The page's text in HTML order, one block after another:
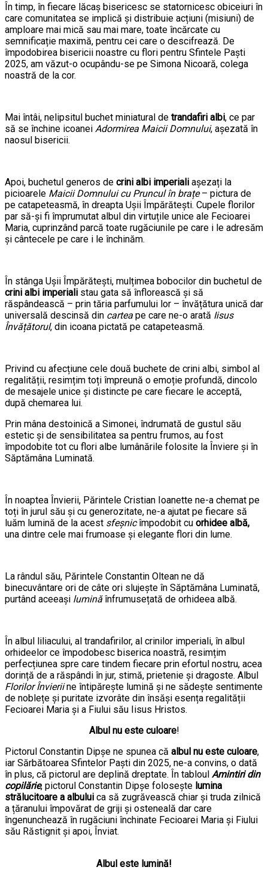
În timp, în fiecare lăcaș bisericesc se statornicesc obiceiuri în
care comunitatea se implică și distribuie acțiuni (misiuni) de
amploare mai mică sau mai mare, toate încărcate cu
semnificație maximă, pentru cei care o descifrează. De
împodobirea bisericii noastre cu flori pentru Sfintele Paști
2025, am văzut-o ocupându-se pe Simona Nicoară, colega
noastră de la cor.
Mai întâi, nelipsitul buchet miniatural de trandafiri albi, ce par
să se închine icoanei Adormirea Maicii Domnului, așezată în
naosul bisericii.
Apoi, buchetul generos de crini albi imperiali așezați la
picioarele Maicii Domnului cu Pruncul în brațe– pictura de
pe catapeteasmă, în dreapta Ușii Împărătești. Cupele florilor
par să-și fi împrumutat albul din virtuțile unice ale Fecioarei
Maria, cuprinzând parcă toate rugăciunile pe care i le adresăm
și cântecele pe care i le închinăm.
În stânga Ușii Împărătești, mulțimea bobocilor din buchetul de
crini albi imperiali stau gata să înflorească și să
răspândească – prin tăria parfumului lor – învățătura unică dar
universală descinsă din cartea pe care ne-o arată Iisus
Învățătorul, din icoana pictată pe catapeteasmă.
Privind cu afecțiune cele două buchete de crini albi, simbol al
regalității, resimțim toți împreună o emoție profundă, dincolo
de mesajele unice și distincte pe care fiecare le acceptă,
după chemarea lui.
Prin mâna destoinică a Simonei, îndrumată de gustul său
estetic și de sensibilitatea sa pentru frumos, au fost
împodobite tot cu flori albe lumânările folosite la Înviere și în
Săptămâna Luminată.
În noaptea Învierii, Părintele Cristian Ioanette ne-a chemat pe
toți în jurul său și cu generozitate, ne-a ajutat pe fiecare să
luăm lumină de la acest sfeșnicîmpodobit cu orhidee albă,
una dintre cele mai frumoase și elegante flori din lume.
La rândul său, Părintele Constantin Oltean ne dă
binecuvântare ori de câte ori slujește în Săptămâna Luminată,
purtând aceeași luminăînfrumusețată de orhideea albă.
În albul liliacului, al trandafirilor, al crinilor imperiali, în albul
orhideelor ce împodobesc biserica noastră, resimțim
perfecțiunea spre care tindem fiecare prin efortul nostru, acea
dorință de a răspândi în jur, stimă, prietenie și dragoste. Albul
Florilor Învieriine întipărește lumină și ne sădește sentimente
de noblețe și puritate izvorâte din însăși esența regalității
Fecioarei Maria și a Fiului său Iisus Hristos.
Albul nu este culoare!
Pictorul Constantin Dipșe ne spunea că albul nu este culoare,
iar Sărbătoarea Sfintelor Paști din 2025, ne-a convins, o dată
în plus, că pictorul are deplină dreptate. În tabloul Amintiri din
copilărie, pictorul Constantin Dipșe folosește lumina
strălucitoare a albului ca să zugrăvească chiar și truda zilnică
a țăranului împovărat de griji și osteneală dar care
îngenunchează în rugăciuni închinate Fecioarei Maria și Fiului
său Răstignit și apoi, Înviat.
Albul este lumină!